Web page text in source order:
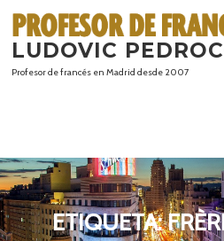
contenido
LUDOVIC
Profesor de francés en Madrid desde 2007
ETIQUETA: